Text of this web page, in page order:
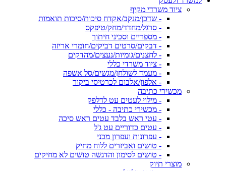
ציוד משרדי מקיף
- שדכן/מנקב/אקדח סיכות/סיכות תואמות
- סרגל/מחדד/מחק/טיפקס
- מספריים וסכיני חיתוך
- דבקים/סרטים דביקים/חומרי אריזה
- לחצנים/גומיות/נעצים/מהדקים
- ציוד משרדי כללי
- מעמד לשולחן/מגשים/סל אשפה
- אלפון/אלבום לכרטיסי ביקור
מכשירי כתיבה
- מילוי לעטים עט לדלפק
- מכשירי כתיבה - כללי
- עטי ראש בלבד עטים ראש סיכה
- עטים כדוריים עט ג'ל
- עפרונות ועפרון מכני
- טושים ואביזרים ללוח מחיק
- טושים לסימון והדגשה טושים לא מחיקים
מוצרי תיוק